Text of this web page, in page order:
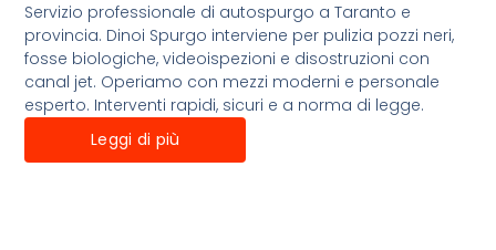
Servizio professionale di autospurgo a Taranto e
provincia. Dinoi Spurgo interviene per pulizia pozzi neri,
fosse biologiche, videoispezioni e disostruzioni con
canal jet. Operiamo con mezzi moderni e personale
esperto. Interventi rapidi, sicuri e a norma di legge.
Leggi di più